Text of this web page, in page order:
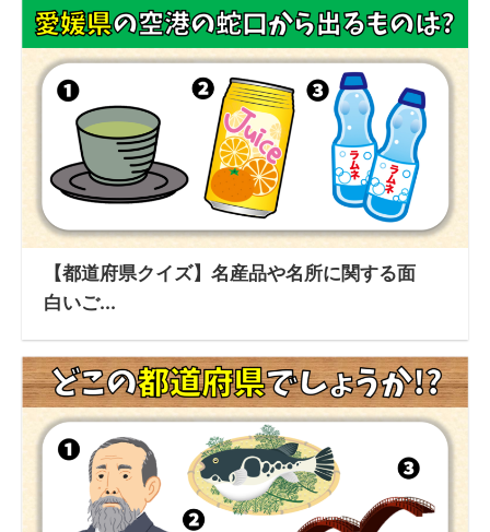
【都道府県クイズ】名産品や名所に関する面
白いご...